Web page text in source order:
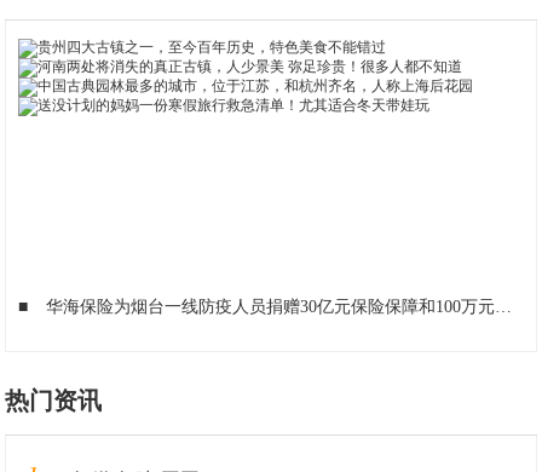
■ 华海保险为烟台一线防疫人员捐赠30亿元保险保障和100万元现金
热门资讯